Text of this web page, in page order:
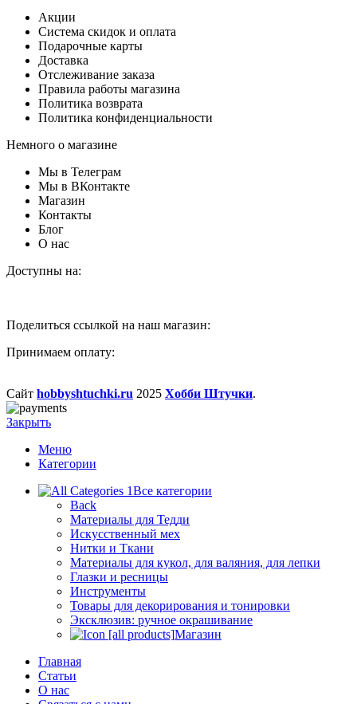
Акции
Система скидок и оплата
Подарочные карты
Доставка
Отслеживание заказа
Правила работы магазина
Политика возврата
Политика конфиденциальности
Немного о магазине
Мы в Телеграм
Мы в ВКонтакте
Магазин
Контакты
Блог
О нас
Доступны на:
Поделиться ссылкой на наш магазин:
Принимаем оплату:
Сайт hobbyshtuchki.ru 2025 Хобби Штучки.
Закрыть
Меню
Категории
Все категории
Back
Материалы для Тедди
Искусственный мех
Нитки и Ткани
Материалы для кукол, для валяния, для лепки
Глазки и ресницы
Инструменты
Товары для декорирования и тонировки
Эксклюзив: ручное окрашивание
Магазин
Главная
Статьи
О нас